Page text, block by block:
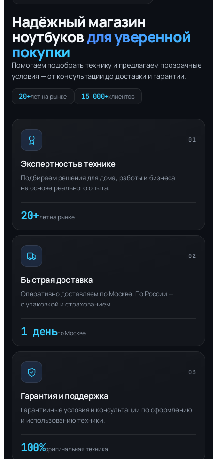
Надёжный магазин
ноутбуковдля уверенной
покупки
Помогаем подобрать технику и предлагаем прозрачные
условия — от консультации до доставки и гарантии.
20+лет на рынке 15 000+клиентов
01
Экспертность в технике
Подбираем решения для дома, работы и бизнеса
на основе реального опыта.
20+лет на рынке
02
Быстрая доставка
Оперативно доставляем по Москве. По России —
с упаковкой и страхованием.
1 деньпо Москве
03
Гарантия и поддержка
Гарантийные условия и консультации по оформлению
и использованию техники.
100%оригинальная техника